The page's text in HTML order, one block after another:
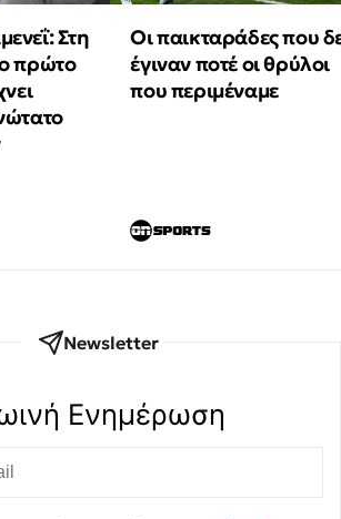
Στη
πρώτο
Οι παικταράδες που
έγιναν ποτέ οι θρύλοι
που περιμέναμε
Newsletter
Eνημέρωση